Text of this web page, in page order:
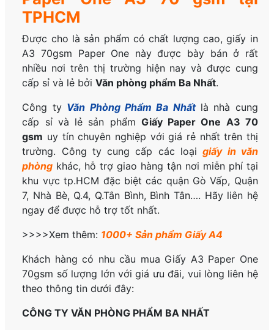
TPHCM
Được cho là sản phẩm có chất lượng cao, giấy in
A3 70gsm Paper One này được bày bán ở rất
nhiều nơi trên thị trường hiện nay và được cung
cấp sỉ và lẻ bởiVăn phòng phẩm Ba Nhất.
Công ty Văn Phòng Phẩm Ba Nhấtlà nhà cung
cấp sỉ và lẻ sản phẩm Giấy Paper One A3 70
gsm uy tín chuyên nghiệp với giá rẻ nhất trên thị
trường. Công ty cung cấp các loạigiấy in văn
phòng khác, hỗ trợ giao hàng tận nơi miễn phí tại
khu vực tp.HCM đặc biệt các quận Gò Vấp, Quận
7, Nhà Bè, Q.4, Q.Tân Bình, Bình Tân…. Hãy liên hệ
ngay để được hỗ trợ tốt nhất.
>>>>Xem thêm: 1000+ Sản phẩm Giấy A4
Khách hàng có nhu cầu mua Giấy A3 Paper One
70gsm số lượng lớn với giá ưu đãi, vui lòng liên hệ
theo thông tin dưới đây:
CÔNG TY VĂN PHÒNG PHẨM BA NHẤT